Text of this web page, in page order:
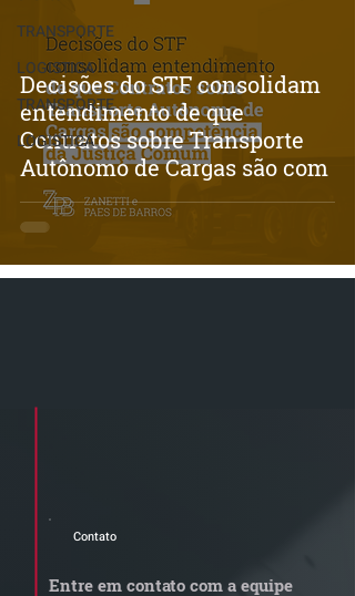
TRANSPORTE
LOGISTICA
TRANSPORTE
LOGISTICA
Decisões do STF consolidam
entendimento de que
Contratos sobre Transporte
Autônomo de Cargas são com
Contato
Entre em contato com a equipe